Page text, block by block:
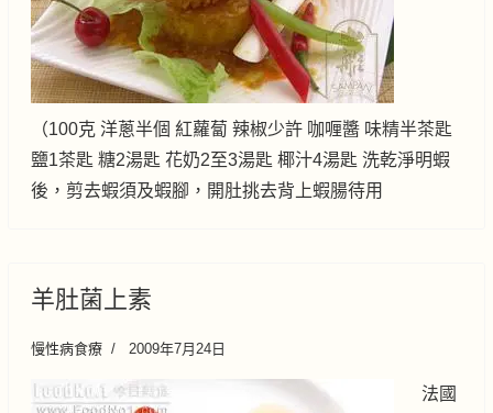
（100克 洋蔥半個 紅蘿蔔 辣椒少許 咖喱醬 味精半茶匙
鹽1茶匙 糖2湯匙 花奶2至3湯匙 椰汁4湯匙 洗乾淨明蝦
後，剪去蝦須及蝦腳，開肚挑去背上蝦腸待用
羊肚菌上素
慢性病食療 2009年7月24日
法國